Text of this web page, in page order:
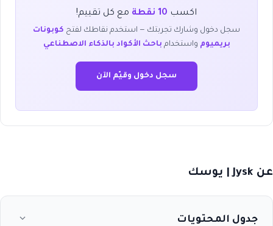
اكسب 10 نقطة مع كل تقييم!
سجل دخول وشارك تجربتك — استخدم نقاطك لفتح كوبونات
بريميوم واستخدام باحث الأكواد بالذكاء الاصطناعي
سجل دخول وقيّم الآن
عن Jysk | يوسك
جدول المحتويات